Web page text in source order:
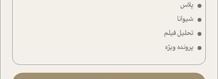
پلاس
شیوانا
تحلیل فیلم
پرونده ویژه